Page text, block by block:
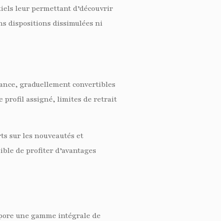
leur permettant d’découvrir
dispositions dissimulées ni
graduellement convertibles
profil assigné, limites de retrait
sur les nouveautés et
de profiter d’avantages
une gamme intégrale de